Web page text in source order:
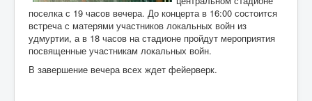
поселка с 19 часов вечера. До концерта в 16:00 состоится
встреча с матерями участников локальных войн из
удмуртии, а в 18 часов на стадионе пройдут мероприятия
посвященные участникам локальных войн.
В завершение вечера всех ждет фейерверк.